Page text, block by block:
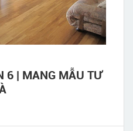
6 | MANG MẪU TƯ